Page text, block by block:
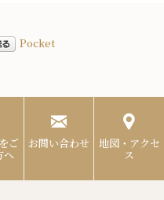
Pocket
ご
へ
お問い合わせ 地図・アクセ
ス